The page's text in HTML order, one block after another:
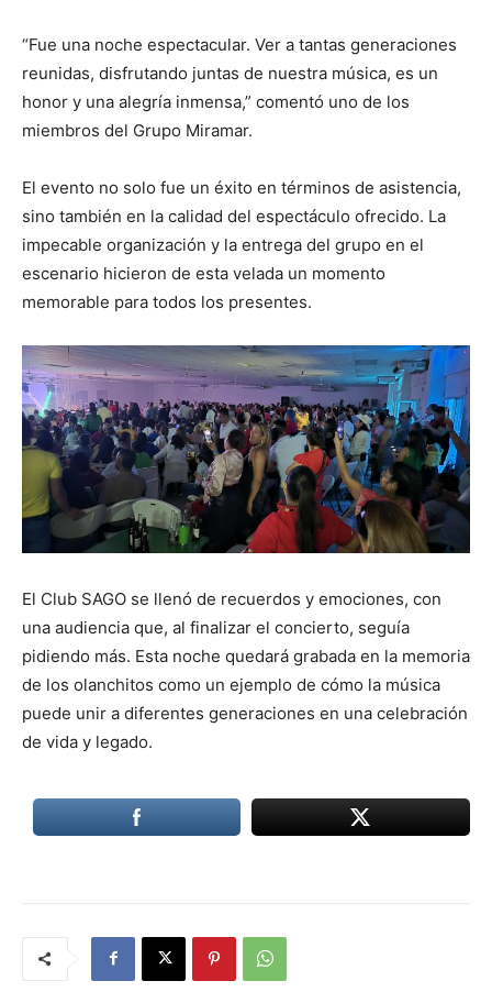
“Fue una noche espectacular. Ver a tantas generaciones
reunidas, disfrutando juntas de nuestra música, es un
honor y una alegría inmensa,” comentó uno de los
miembros del Grupo Miramar.
El evento no solo fue un éxito en términos de asistencia,
sino también en la calidad del espectáculo ofrecido. La
impecable organización y la entrega del grupo en el
escenario hicieron de esta velada un momento
memorable para todos los presentes.
El Club SAGO se llenó de recuerdos y emociones, con
una audiencia que, al finalizar el concierto, seguía
pidiendo más. Esta noche quedará grabada en la memoria
de los olanchitos como un ejemplo de cómo la música
puede unir a diferentes generaciones en una celebración
de vida y legado.